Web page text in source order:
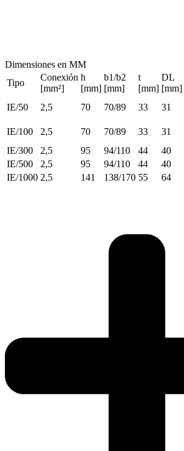
Dimensiones en MM
Tipo
Conexión
[mm²]
h
[mm]
b1/b2
[mm]
t
[mm]
DL
[mm]
IE/50
2,5 70 70/89 33 31
IE/100 2,5 70 70/89 33 31
IE/300
2,5 95 94/110 44 40
IE/500
2,5 95 94/110 44 40
IE/1000 2,5 141 138/170 55 64